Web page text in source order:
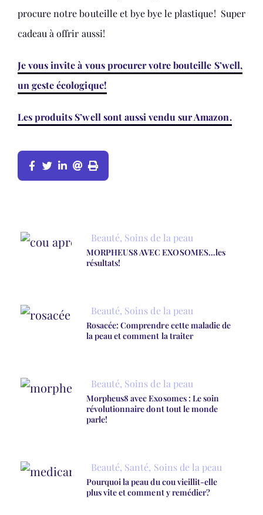
procure notre bouteille et bye bye le plastique! Super
cadeau à offrir aussi!
Je vous invite à vous procurer votre bouteille S’well,
un geste écologique!
Les produits S’well sont aussi vendu sur Amazon.
Beauté, Soins de la peau
MORPHEUS8 AVEC EXOSOMES…les
résultats!
Beauté, Soins de la peau
Rosacée: Comprendre cette maladie de
la peau et comment la traiter
Beauté, Soins de la peau
Morpheus8 avec Exosomes : Le soin
révolutionnaire dont tout le monde
parle!
Beauté, Santé, Soins de la peau
Pourquoi la peau du cou vieillit-elle
plus vite et comment y remédier?